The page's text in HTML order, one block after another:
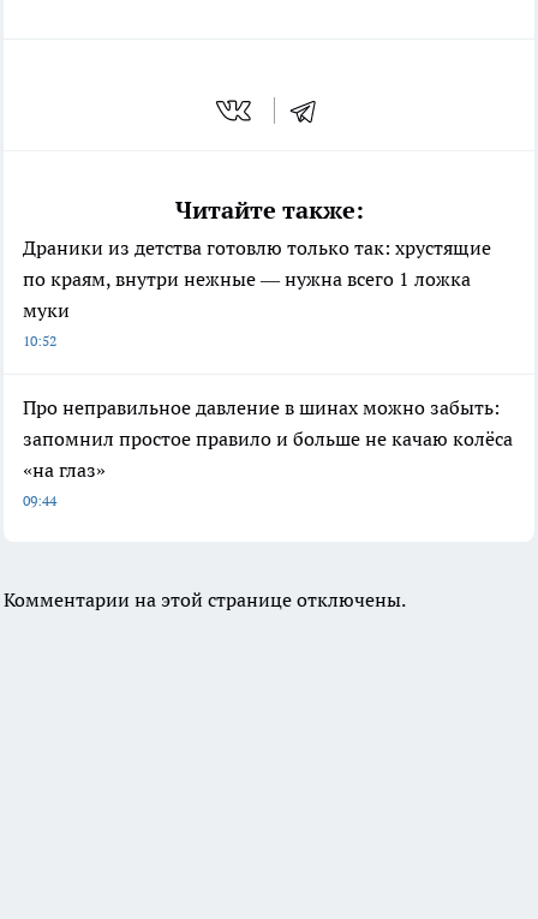
Читайте также:
Драники из детства готовлю только так: хрустящие
по краям, внутри нежные — нужна всего 1 ложка
муки
10:52
Про неправильное давление в шинах можно забыть:
запомнил простое правило и больше не качаю колёса
«на глаз»
09:44
Комментарии на этой странице отключены.